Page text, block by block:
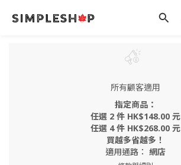
所有顧客適用
指定商品：
任選 2 件 HK$148.00 元
任選 4 件 HK$268.00 元
買越多省越多！
適用通路： 網店